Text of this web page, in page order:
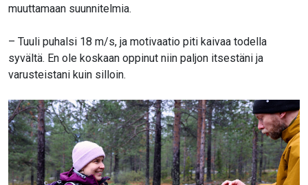
muuttamaan suunnitelmia.
– Tuuli puhalsi 18 m/s, ja motivaatio piti kaivaa todella
syvältä. En ole koskaan oppinut niin paljon itsestäni ja
varusteistani kuin silloin.